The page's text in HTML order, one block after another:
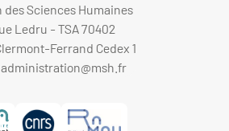
des Sciences Humaines
Ledru - TSA 70402
Ferrand Cedex 1
administration@msh.fr